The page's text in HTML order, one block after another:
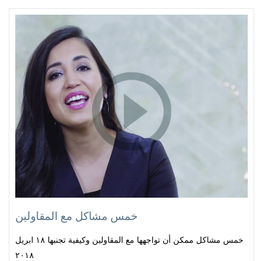
خمس مشاكل مع المقاولين
خمس مشاكل ممكن أن تواجهها مع المقاولين وكيفية تجنبها ١٨ ابريل
٢٠١٨